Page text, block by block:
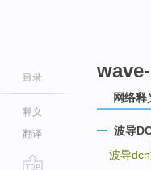
目录
释义
翻译
网络释
波导
波导